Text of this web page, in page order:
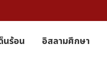
นร้อน อิสลามศึกษา